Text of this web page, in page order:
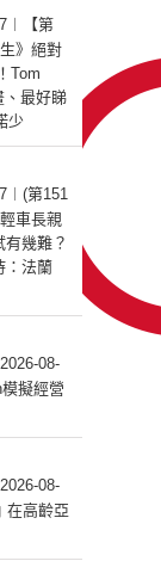
【第
》絕對
Tom
、最好睇
少
第151
車長親
幾難？
：法蘭
08-
擬經營
08-
在高齡亞